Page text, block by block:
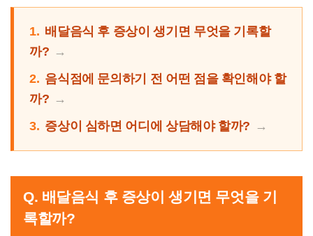
1. 배달음식 후 증상이 생기면 무엇을 기록할
까?
2. 음식점에 문의하기 전 어떤 점을 확인해야 할
까?
3. 증상이 심하면 어디에 상담해야 할까?
Q. 배달음식 후 증상이 생기면 무엇을 기
록할까?